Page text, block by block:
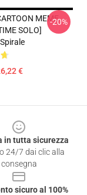
MEME
SOLO]
€
-20%
in tutta sicurezza
24/7 dai clic alla
consegna
sicuro al 100%